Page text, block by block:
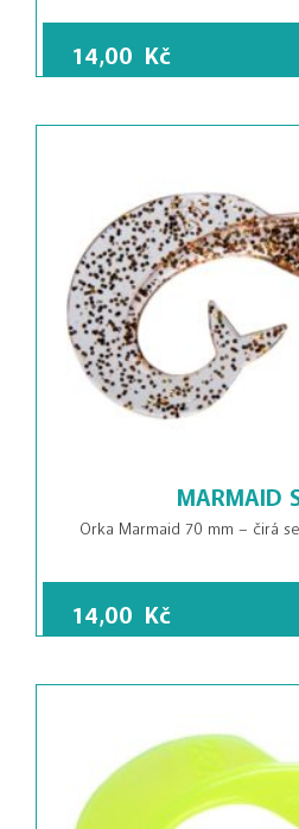
14,00 Kč
MARMAID
Orka Marmaid 70 mm – čirá
14,00 Kč